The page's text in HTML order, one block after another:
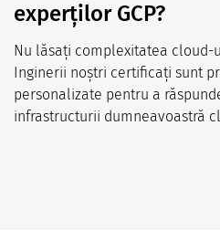
experților GCP?
Nu lăsați complexitatea cloud-
Inginerii noștri certificați sunt
personalizate pentru a
infrastructurii dumneavoastră